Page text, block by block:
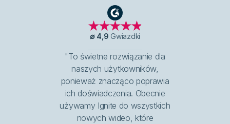
G2
∅ 4,9 Gwiazdki
"To świetne rozwiązanie dla
naszych użytkowników,
ponieważ znacząco poprawia
ich doświadczenia. Obecnie
używamy Ignite do wszystkich
nowych wideo, które